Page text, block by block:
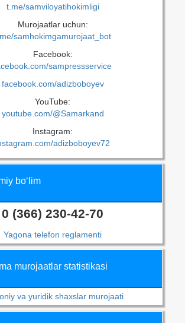
t.me/samviloyatihokimligi
Murojaatlar uchun:
samhokimgamurojaat_bot
Facebook:
sampressservice
facebook.com/adizboboyev
YouTube:
youtube.com/@Samarkand
Instagram:
adizboboyev72
bo‘lim
0 (366) 230-42-70
Yagona telefon reglamenti
murojaatlar statistikasi
va yuridik shaxslar murojaati